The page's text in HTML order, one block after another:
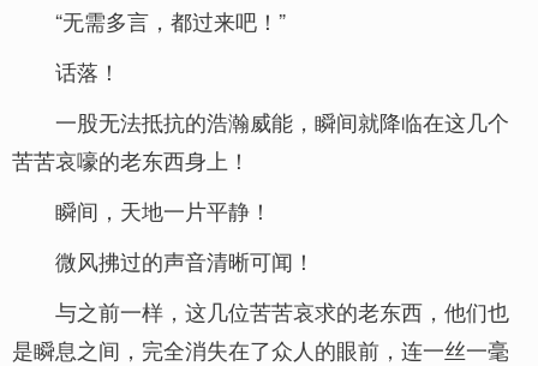
“无需多言，都过来吧！”
话落！
一股无法抵抗的浩瀚威能，瞬间就降临在这几个
苦苦哀嚎的老东西身上！
瞬间，天地一片平静！
微风拂过的声音清晰可闻！
与之前一样，这几位苦苦哀求的老东西，他们也
是瞬息之间，完全消失在了众人的眼前，连一丝一毫